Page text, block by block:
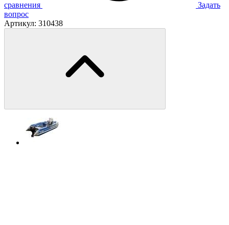
сравнения
Задать
вопрос
Артикул: 310438